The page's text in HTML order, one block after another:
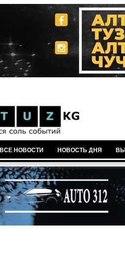
ВСЕ НОВОСТИ НОВОСТЬ ДНЯ